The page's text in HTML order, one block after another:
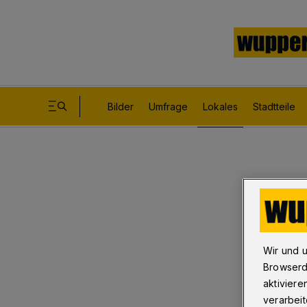
Bilder Umfrage Lokales Stadtteile
Wir und